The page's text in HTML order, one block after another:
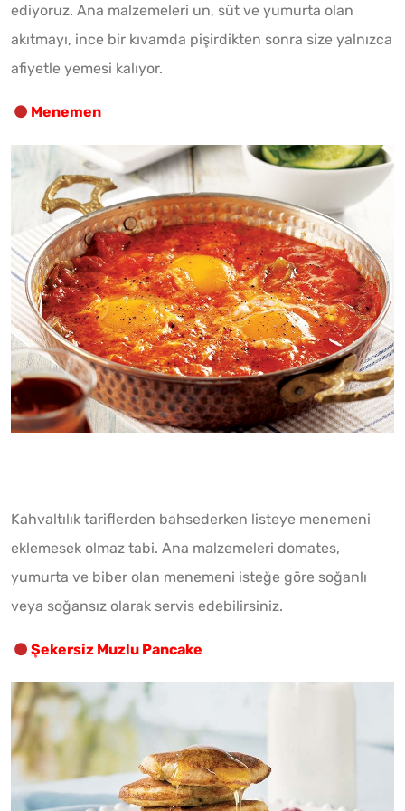
ediyoruz. Ana malzemeleri un, süt ve yumurta olan
akıtmayı, ince bir kıvamda pişirdikten sonra size yalnızca
afiyetle yemesi kalıyor.
Menemen
Kahvaltılık tariflerden bahsederken listeye menemeni
eklemesek olmaz tabi. Ana malzemeleri domates,
yumurta ve biber olan menemeni isteğe göre soğanlı
veya soğansız olarak servis edebilirsiniz.
Şekersiz Muzlu Pancake